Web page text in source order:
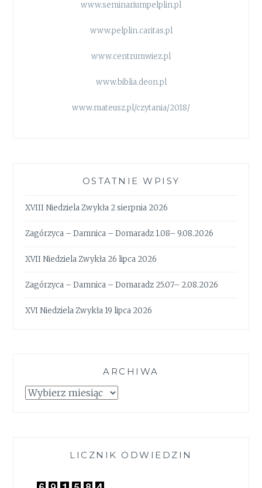
www.seminariumpelplin.pl
www.pelplin.caritas.pl
www.centrumwiez.pl
www.biblia.deon.pl
www.mateusz.pl/czytania/2018/
OSTATNIE WPISY
XVIII Niedziela Zwykła 2 sierpnia 2026
Zagórzyca – Damnica – Domaradz 1.08– 9.08.2026
XVII Niedziela Zwykła 26 lipca 2026
Zagórzyca – Damnica – Domaradz 25.07– 2.08.2026
XVI Niedziela Zwykła 19 lipca 2026
ARCHIWA
Archiwa
LICZNIK ODWIEDZIN